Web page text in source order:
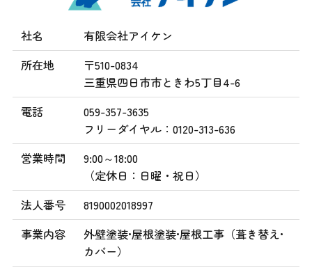
社名
有限会社アイケン
所在地
〒510-0834
三重県四日市市ときわ5丁目4-6
電話
059-357-3635
フリーダイヤル：0120-313-636
営業時間
9:00～18:00
（定休日：日曜・祝日）
法人番号
8190002018997
事業内容
外壁塗装•屋根塗装•屋根工事（葺き替え•
カバー）